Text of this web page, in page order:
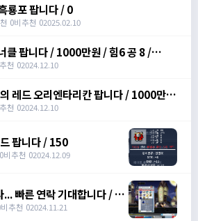
룡포 팝니다 / 0
0비추천 02025.02.10
클 팝니다 / 1000만원 / 힘6 공 8 /
o/srDmv3Wf
천 02024.12.10
레드 오리엔타리칸 팝니다 / 1000만원
천 02024.12.10
팝니다 / 150
비추천 02024.12.09
... 빠른 연락 기대합니다 / 4
비추천 02024.11.21